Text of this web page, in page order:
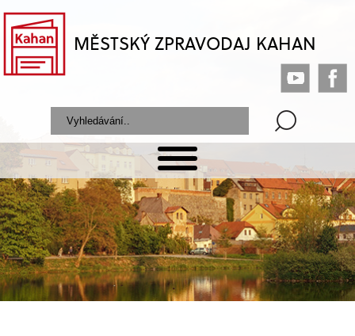
MĚSTSKÝ ZPRAVODAJ KAHAN